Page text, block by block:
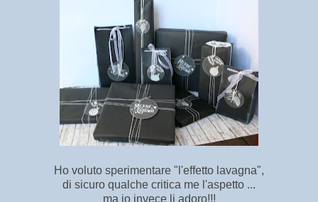
Ho voluto sperimentare "l'effetto lavagna",
di sicuro qualche critica me l'aspetto ...
ma io invece li adoro!!!